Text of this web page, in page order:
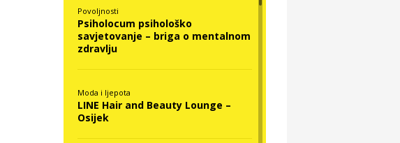
Povoljnosti
Psiholocum psihološko
savjetovanje – briga o mentalnom
zdravlju
Moda i ljepota
LINE Hair and Beauty Lounge –
Osijek